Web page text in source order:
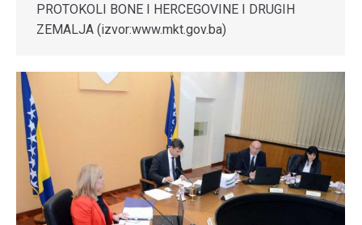
PROTOKOLI BONE I HERCEGOVINE I DRUGIH
ZEMALJA (izvor:www.mkt.gov.ba)